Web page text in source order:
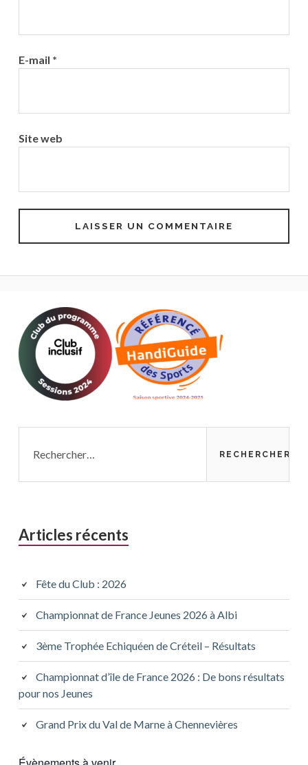
E-mail *
Site web
Articles récents
Fête du Club : 2026
Championnat de France Jeunes 2026 à Albi
3ème Trophée Echiquéen de Créteil – Résultats
Championnat d’île de France 2026 : De bons résultats
pour nos Jeunes
Grand Prix du Val de Marne à Chennevières